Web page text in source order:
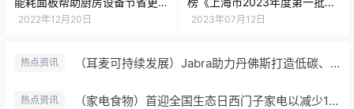
多能耗
2022年12月20日
业通信业碳管理试点名单》
2023年07月12日
热点资讯 （耳麦可持续发展）Jabra助力丹佛斯打造低碳、环保的“绿色”沟通方式
热点资讯 （家电食物）首迎全国生态日西门子家电以减少15%碳排放目标践行绿色承诺